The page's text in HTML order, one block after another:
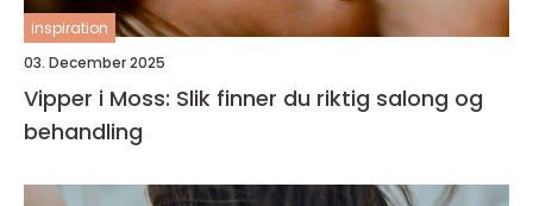
inspiration
03. December 2025
Vipper i Moss: Slik finner du riktig salong og
behandling